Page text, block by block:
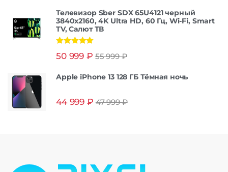
Телевизор Sber SDX 65U4121 черный
3840x2160, 4K Ultra HD, 60 Гц, Wi-Fi, Smart
TV, Салют ТВ
из 5
50 999 ₽ 55 999₽
Apple iPhone 13 128 ГБ Тёмная ночь
44 999 ₽ 47 999₽